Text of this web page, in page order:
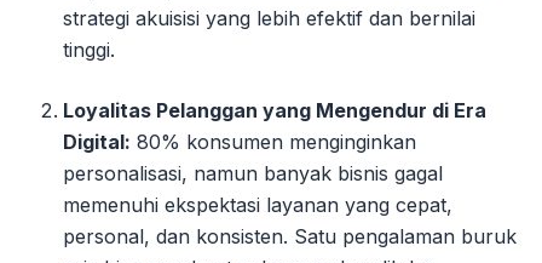
strategi akuisisi yang lebih efektif dan bernilai
tinggi.
Loyalitas Pelanggan yang Mengendur di Era
Digital: 80% konsumen menginginkan
personalisasi, namun banyak bisnis gagal
memenuhi ekspektasi layanan yang cepat,
personal, dan konsisten. Satu pengalaman buruk